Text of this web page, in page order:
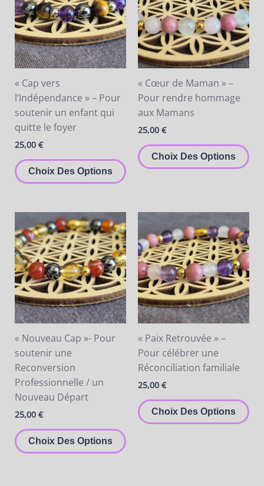
« Cap vers
l’Indépendance » – Pour
soutenir un enfant qui
quitte le foyer
25,00 €
Choix Des Options
plusieurs
variations.
Les
options
peuvent
être
choisies
sur
produit
« Cœur de Maman » –
Pour rendre hommage
aux Mamans
25,00 €
Choix Des Options
Les
du
« Nouveau Cap »- Pour
soutenir une
Reconversion
Professionnelle / un
Nouveau Départ
25,00 €
Choix Des Options
produit
a
plusieurs
variations.
Les
options
peuvent
être
choisies
sur
produit
« Paix Retrouvée » –
Pour célébrer une
Réconciliation familiale
25,00 €
Choix Des Options
a
Les
du